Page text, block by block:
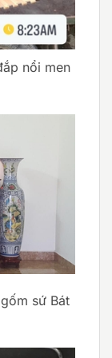
nổi men
sứ Bát